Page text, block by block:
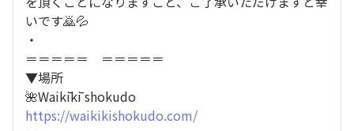
いです🙇💦
・
＝＝＝＝＝ ＝＝＝＝＝
▼場所
🌺Waikīkī shokudo
https://waikikishokudo.com/